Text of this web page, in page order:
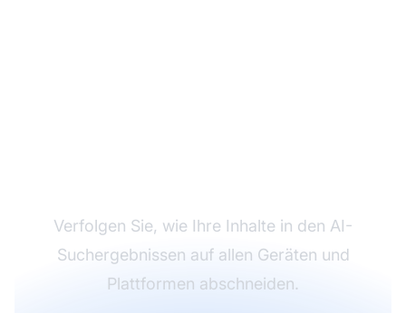
Verfolgen Sie, wie Ihre Inhalte in den AI-
Suchergebnissen auf allen Geräten und
Plattformen abschneiden.